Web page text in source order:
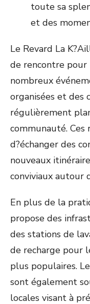
toute sa
et des
Le Revard La
de rencontre pour
nombreux
organisées et des
régulièrement
communauté.
d?échanger des
nouveaux
conviviaux autour
En plus de la
propose des
des stations de
de recharge pour
plus populaires.
sont également
locales visant à